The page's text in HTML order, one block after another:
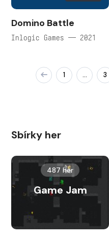
Domino Battle
Inlogic Games — 2021
1 … 3
Sbírky her
487 her
Game Jam